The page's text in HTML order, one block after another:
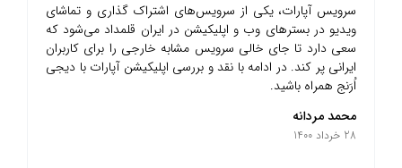
سرویس آپارات، یکی از سرویس‌های اشتراک گذاری و تماشای
ویدیو در بسترهای وب و اپلیکیشن در ایران قلمداد می‌شود که
سعی دارد تا جای خالی سرویس مشابه خارجی را برای کاربران
ایرانی پر کند. در ادامه با نقد و بررسی اپلیکیشن آپارات با دیجی
اُرَنج همراه باشید.
محمد مردانه
28 خرداد 1400